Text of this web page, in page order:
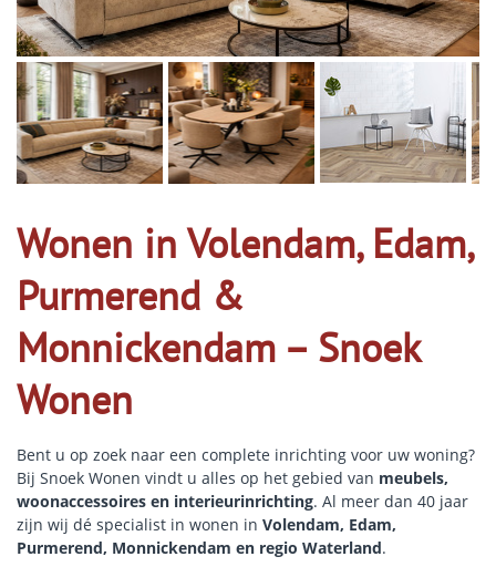
Wonen in Volendam, Edam,
Purmerend &
Monnickendam – Snoek
Wonen
Bent u op zoek naar een complete inrichting voor uw woning?
Bij Snoek Wonen vindt u alles op het gebied van meubels,
woonaccessoires en interieurinrichting. Al meer dan 40 jaar
zijn wij dé specialist in wonen in Volendam, Edam,
Purmerend, Monnickendam en regio Waterland.